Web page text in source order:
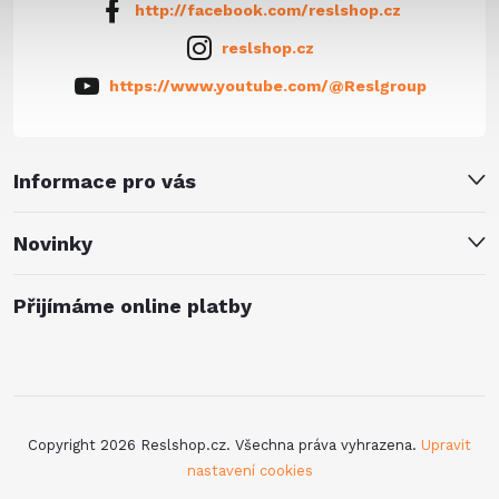
Informace pro vás
Novinky
http://facebook.com/reslshop.cz
reslshop.cz
https://www.youtube.com/@Reslgroup
Přijímáme online platby
Copyright 2026 Reslshop.cz. Všechna práva vyhrazena. Upravit
nastavení cookies